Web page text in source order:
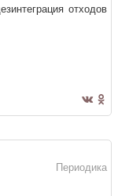
отходов
Периодика